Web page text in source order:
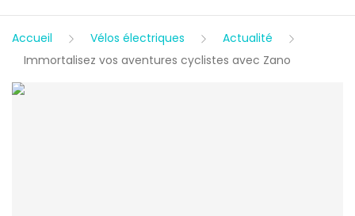
Accueil Vélos électriques
Actualité
Immortalisez vos aventures cyclistes avec Zano